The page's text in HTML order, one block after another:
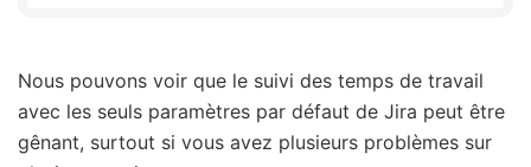
Nous pouvons voir que le suivi des temps de travail
avec les seuls paramètres par défaut de Jira peut être
gênant, surtout si vous avez plusieurs problèmes sur